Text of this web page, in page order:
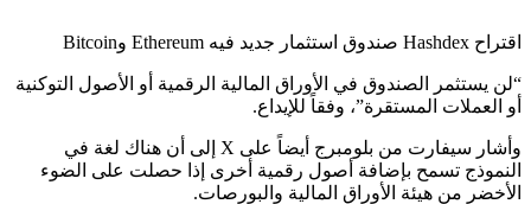
اقتراح Hashdex صندوق استثمار جديد فيه Ethereum وBitcoin
“لن يستثمر الصندوق في الأوراق المالية الرقمية أو الأصول التوكنية
أو العملات المستقرة”، وفقاً للإيداع.
وأشار سيفارت من بلومبرج أيضاً على X إلى أن هناك لغة في
النموذج تسمح بإضافة أصول رقمية أخرى إذا حصلت على الضوء
الأخضر من هيئة الأوراق المالية والبورصات.